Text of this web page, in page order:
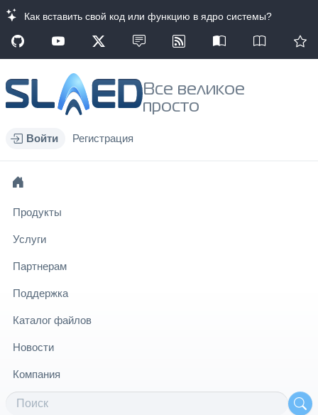
Как вставить свой код или функцию в ядро системы?
Все великое
просто
Войти Регистрация
Продукты
Услуги
Партнерам
Поддержка
Каталог файлов
Новости
Компания